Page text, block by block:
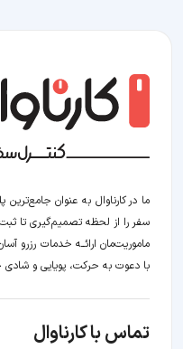
ما در کارناوال به عنوان
سفر را از لحظه‌ تصمیم‌گیری تا
ماموریت‌مان اراﺋــﻪ خدمات رزرو
با دعوت به حرکت، پویایی و
تماس با کارناوال